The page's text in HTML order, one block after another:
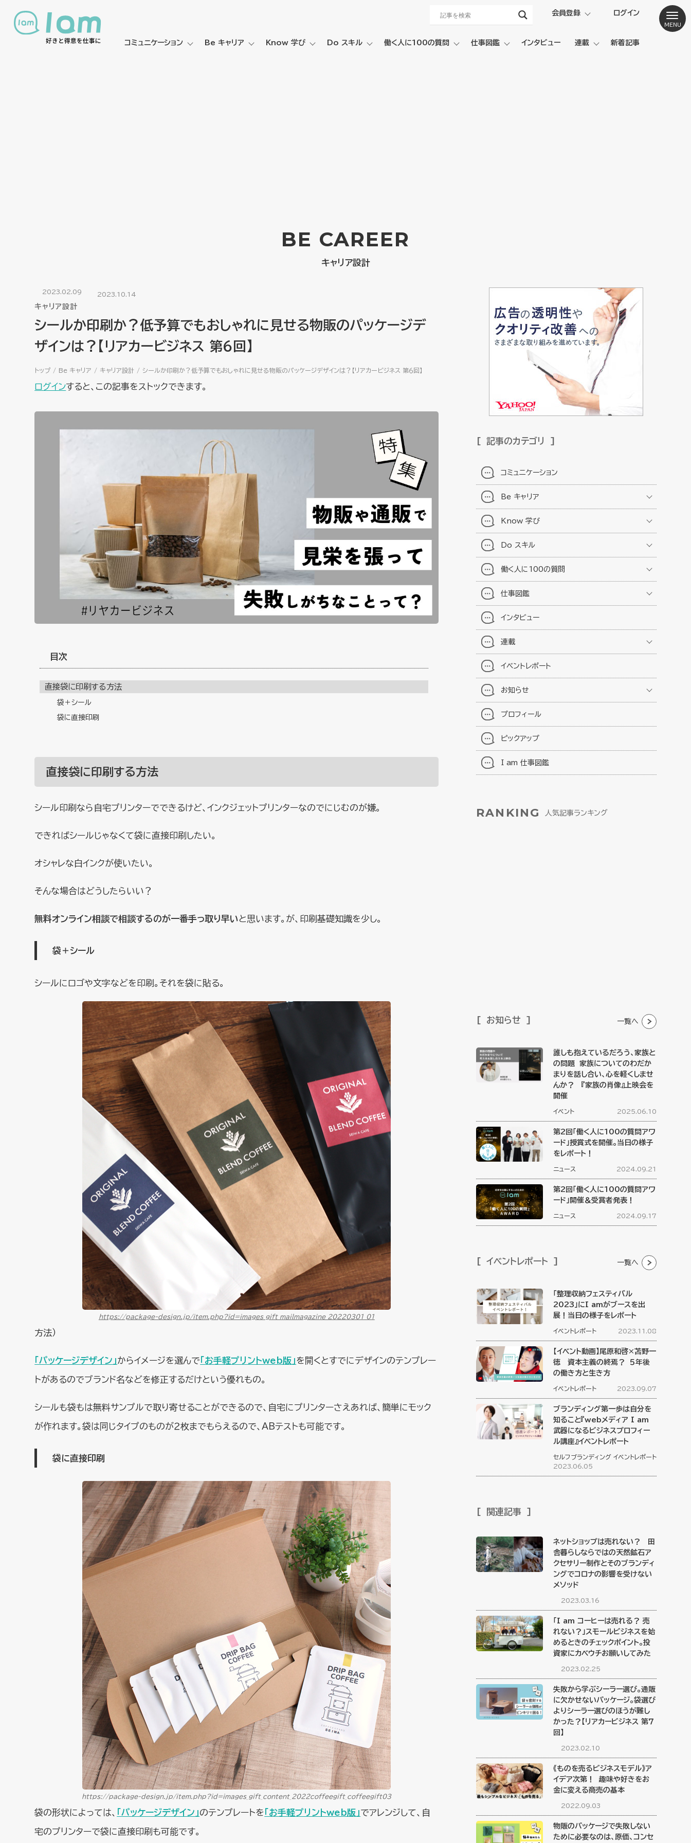
会員登録 ログイン
コミュニケーション Be キャリア Know 学び Do スキル 働く人に100の質問 仕事図鑑 インタビュー 連載 新着記事
BE CAREER
キャリア設計
2023.02.09 2023.10.14
キャリア設計
シールか印刷か？低予算でもおしゃれに見せる物販のパッケージデ
ザインは？【リアカービジネス 第６回】
トップ Be キャリア キャリア設計 シールか印刷か？低予算でもおしゃれに見せる物販のパッケージデザインは？【リアカービジネス 第６回】
ログインすると、この記事をストックできます。
目次
直接袋に印刷する方法
袋＋シール
袋に直接印刷
直接袋に印刷する方法
シール印刷なら自宅プリンターでできるけど、インクジェットプリンターなのでにじむのが嫌。
できればシールじゃなくて袋に直接印刷したい。
オシャレな白インクが使いたい。
そんな場合はどうしたらいい？
無料オンライン相談で相談するのが一番手っ取り早いと思います。が、印刷基礎知識を少し。
袋＋シール
シールにロゴや文字などを印刷。それを袋に貼る。
https://package-design.jp/item.php?id=images_gift_mailmagazine_20220301_01
方法）
「パッケージデザイン」からイメージを選んで 「お手軽プリントweb版」を開くとすでにデザインのテンプレー
トがあるのでブランド名などを修正するだけという優れもの。
シールも袋もは無料サンプルで取り寄せることができるので、自宅にプリンターさえあれば、簡単にモック
が作れます。袋は同じタイプのものが２枚までもらえるので、ABテストも可能です。
袋に直接印刷
https://package-design.jp/item.php?id=images_gift_content_2022coffeegift_coffeegift03
袋の形状によっては、 「パッケージデザイン」のテンプレートを 「お手軽プリントweb版」でアレンジして、自
宅のプリンターで袋に直接印刷も可能です。
記事のカテゴリ
コミュニケーション
Be キャリア
Know 学び
Do スキル
働く人に100の質問
仕事図鑑
インタビュー
連載
イベントレポート
お知らせ
プロフィール
ピックアップ
I am 仕事図鑑
RANKING 人気記事ランキング
お知らせ 一覧へ
誰しも抱えているだろう、家族と
の問題 家族についてのわだか
まりを話し合い、心を軽くしませ
んか？ 『家族の肖像』上映会を
開催
イベント 2025.06.10
第2回「働く人に100の質問アワ
ード」授賞式を開催。当日の様子
をレポート！
ニュース 2024.09.21
第2回「働く人に100の質問アワ
ード」開催＆受賞者発表！
ニュース 2024.09.17
イベントレポート 一覧へ
「整理収納フェスティバル
2023」にI amがブースを出
展！当日の様子をレポート
イベントレポート 2023.11.08
【イベント動画】尾原和啓×苫野一
徳 資本主義の終焉？ ５年後
の働き方と生き方
イベントレポート 2023.09.07
ブランディング第一歩は自分を
知ること『webメディア I am
武器になるビジネスプロフィー
ル講座』イベントレポート
セルフブランディング イベントレポート
2023.06.05
関連記事
ネットショップは売れない？ 田
舎暮らしならではの天然鉱石ア
クセサリー制作とそのブランディ
ングでコロナの影響を受けない
メソッド
2023.03.16
「I am コーヒーは売れる？ 売
れない？」スモールビジネスを始
めるときのチェックポイント。投
資家にカベウチお願いしてみた
2023.02.25
失敗から学ぶシーラー選び。通販
に欠かせないパッケージ。袋選び
よりシーラー選びのほうが難し
かった？【リアカービジネス 第７
回】
2023.02.10
《ものを売るビジネスモデル》ア
イデア次第！ 趣味や好きをお
金に変える商売の基本
2022.09.03
物販のパッケージで失敗しない
ために必要なのは、原価、コンセ